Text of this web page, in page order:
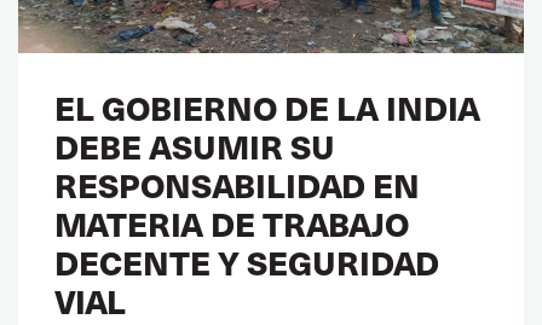
EL GOBIERNO DE LA INDIA
DEBE ASUMIR SU
RESPONSABILIDAD EN
MATERIA DE TRABAJO
DECENTE Y SEGURIDAD
VIAL